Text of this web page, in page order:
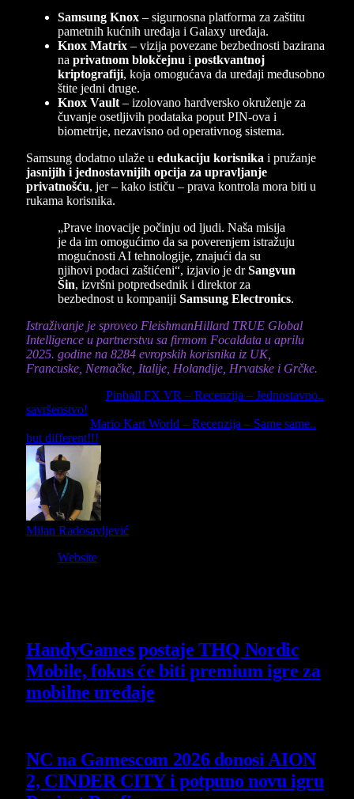
Samsung Knox – sigurnosna platforma za zaštitu
pametnih kućnih uređaja i Galaxy uređaja.
Knox Matrix – vizija povezane bezbednosti bazirana
na privatnom blokčejnu i postkvantnoj
kriptografiji, koja omogućava da uređaji međusobno
štite jedni druge.
Knox Vault – izolovano hardversko okruženje za
čuvanje osetljivih podataka poput PIN-ova i
biometrije, nezavisno od operativnog sistema.
Samsung dodatno ulaže u edukaciju korisnika i pružanje
jasnijih i jednostavnijih opcija za upravljanje
privatnošću, jer – kako ističu – prava kontrola mora biti u
rukama korisnika.
„Prave inovacije počinju od ljudi. Naša misija
je da im omogućimo da sa poverenjem istražuju
mogućnosti AI tehnologije, znajući da su
njihovi podaci zaštićeni“, izjavio je drSangvun
Šin, izvršni potpredsednik i direktor za
bezbednost u kompaniji Samsung Electronics.
Istraživanje je sproveo FleishmanHillard TRUE Global
Intelligence u partnerstvu sa firmom Focaldata u aprilu
2025. godine na 8284 evropskih korisnika iz UK,
Francuske, Nemačke, Italije, Holandije, Hrvatske i Grčke.
Pinball FX VR – Recenzija – Jednostavno..
savršenstvo!
Mario Kart World – Recenzija – Same same..
but different!!!
Milan Radosavljević
Website
HandyGames postaje THQ Nordic
Mobile, fokus će biti premium igre za
mobilne uređaje
NC na Gamescom 2026 donosi AION
2, CINDER CITY i potpuno novu igru